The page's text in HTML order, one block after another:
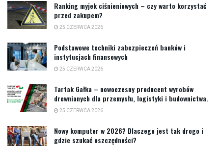
Ranking myjek ciśnieniowych – czy warto korzystać
przed zakupem?
25 CZERWCA 2026
Podstawowe techniki zabezpieczeń banków i
instytucjach finansowych
25 CZERWCA 2026
Tartak Gałka – nowoczesny producent wyrobów
drewnianych dla przemysłu, logistyki i budownictwa.
25 CZERWCA 2026
Nowy komputer w 2026? Dlaczego jest tak drogo i
gdzie szukać oszczędności?